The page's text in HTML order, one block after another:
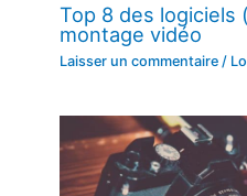
Top 8 des logiciels
montage vidéo
Laisser un commentaire /